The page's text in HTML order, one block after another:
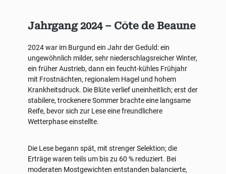
Jahrgang 2024 – Côte de Beaune
2024 war im Burgund ein Jahr der Geduld: ein
ungewöhnlich milder, sehr niederschlagsreicher Winter,
ein früher Austrieb, dann ein feucht-kühles Frühjahr
mit Frostnächten, regionalem Hagel und hohem
Krankheitsdruck. Die Blüte verlief uneinheitlich; erst der
stabilere, trockenere Sommer brachte eine langsame
Reife, bevor sich zur Lese eine freundlichere
Wetterphase einstellte.
Die Lese begann spät, mit strenger Selektion; die
Erträge waren teils um bis zu 60 % reduziert. Bei
moderaten Mostgewichten entstanden balancierte,